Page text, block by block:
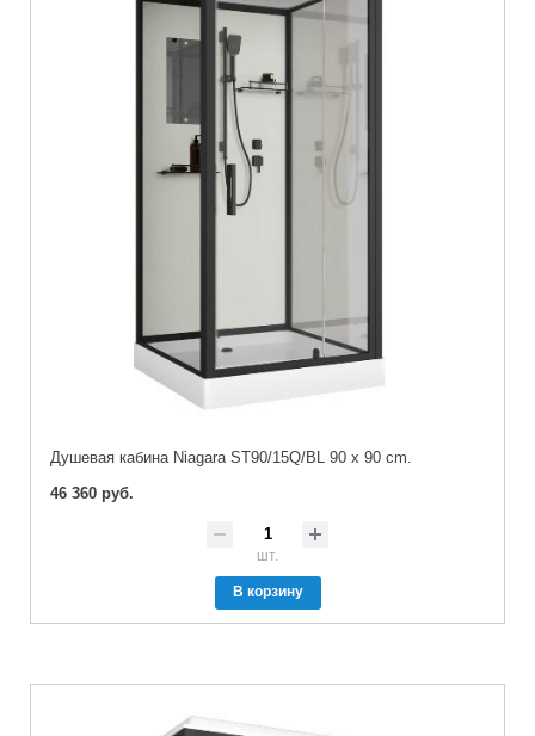
Душевая кабина Niagara ST90/15Q/BL 90 x 90 cm.
46 360 руб.
шт.
В корзину